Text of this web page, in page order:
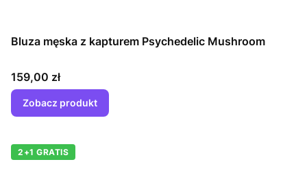
Bluza męska z kapturem Psychedelic Mushroom
Cena
159,00 zł
Zobacz produkt
2+1 GRATIS